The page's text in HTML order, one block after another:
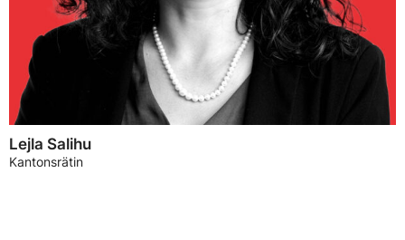
Lejla Salihu
Kantonsrätin